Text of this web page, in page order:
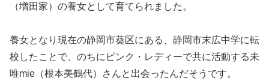
（増田家）の養女として育てられました。
養女となり現在の静岡市葵区にある、静岡市末広中学に転
校したことで、のちにピンク・レディーで共に活動する未
唯mie（根本美鶴代）さんと出会ったんだそうです。